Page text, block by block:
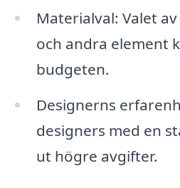
Materialval: Valet
och andra element
budgeten.
Designerns
designers med en
ut högre avgifter.